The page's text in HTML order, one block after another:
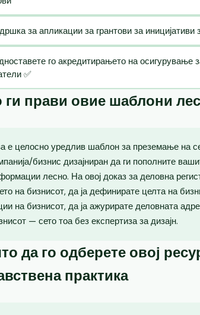
за апликации за грантови за иницијативи
го акредитирањето на осигурување
✅
прави овие шаблони
е целосно уредлив шаблон за преземање на
бизнис дизајниран да ги пополните
лесно. На овој доказ за деловна
на бизнисот, да ја дефинирате целта на
на бизнисот, да ја ажурирате деловната
— сето тоа без експертиза за дизајн.
да го одберете овој
практика